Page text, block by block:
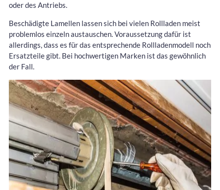
oder des Antriebs.
Beschädigte Lamellen lassen sich bei vielen Rollladen meist
problemlos einzeln austauschen. Voraussetzung dafür ist
allerdings, dass es für das entsprechende Rollladenmodell noch
Ersatzteile gibt. Bei hochwertigen Marken ist das gewöhnlich
der Fall.